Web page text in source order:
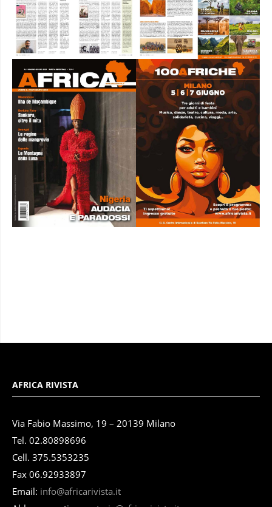
AFRICA RIVISTA
Via Fabio Massimo, 19 – 20139 Milano
Tel. 02.80898696
Cell. 375.5353235
Fax 06.92933897
Email: info@africarivista.it